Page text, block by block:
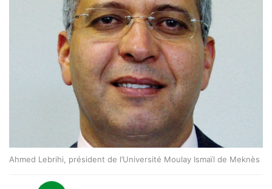
Ahmed Lebrihi, président de l’Université Moulay Ismaïl de Meknès